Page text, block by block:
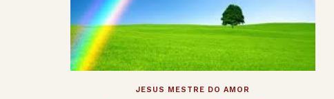
JESUS MESTRE DO AMOR